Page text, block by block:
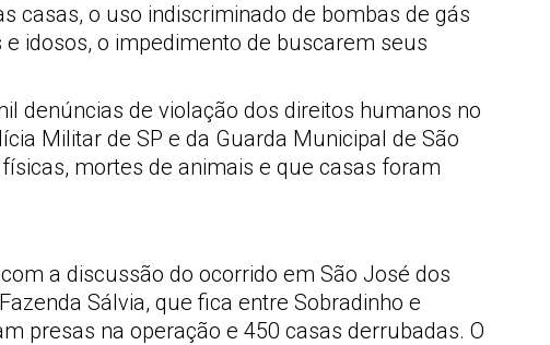
casas, o uso indiscriminado de bombas de gás
idosos, o impedimento de buscarem seus
denúncias de violação dos direitos humanos no
Militar de SP e da Guarda Municipal de São
mortes de animais e que casas foram
a discussão do ocorrido em São José dos
Sálvia, que fica entre Sobradinho e
presas na operação e 450 casas derrubadas. O